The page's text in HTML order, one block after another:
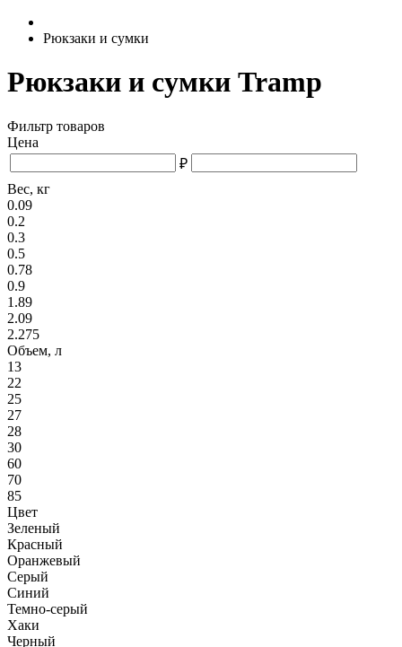
Рюкзаки и сумки
Рюкзаки и сумки Tramp
Фильтр товаров
Цена
₽
Вес, кг
0.09
0.2
0.3
0.5
0.78
0.9
1.89
2.09
2.275
Объем, л
13
22
25
27
28
30
60
70
85
Цвет
Зеленый
Красный
Оранжевый
Серый
Синий
Темно-серый
Хаки
Черный